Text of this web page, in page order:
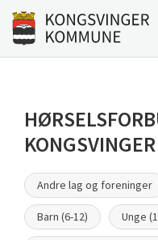
Til innhold
Gå til forsiden
Andre lag og foreninger
Barn (6-12) Unge